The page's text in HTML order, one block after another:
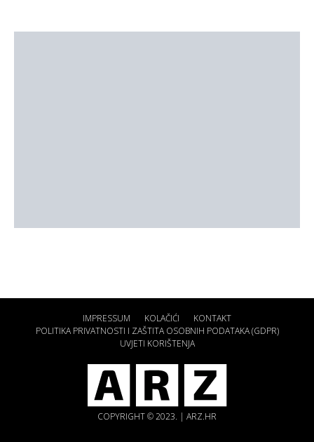
IMPRESSUM KOLAČIĆI
KONTAKT
POLITIKA PRIVATNOSTI I ZAŠTITA OSOBNIH PODATAKA (GDPR)
UVJETI KORIŠTENJA
COPYRIGHT © 2023. | ARZ.HR